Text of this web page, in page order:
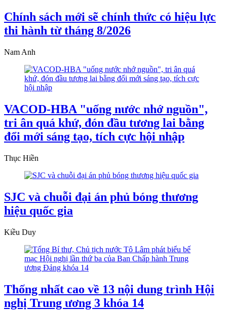
Chính sách mới sẽ chính thức có hiệu lực
thi hành từ tháng 8/2026
Nam Anh
VACOD-HBA "uống nước nhớ nguồn",
tri ân quá khứ, đón đầu tương lai bằng
đổi mới sáng tạo, tích cực hội nhập
Thục Hiền
SJC và chuỗi đại án phủ bóng thương
hiệu quốc gia
Kiều Duy
Thống nhất cao về 13 nội dung trình Hội
nghị Trung ương 3 khóa 14